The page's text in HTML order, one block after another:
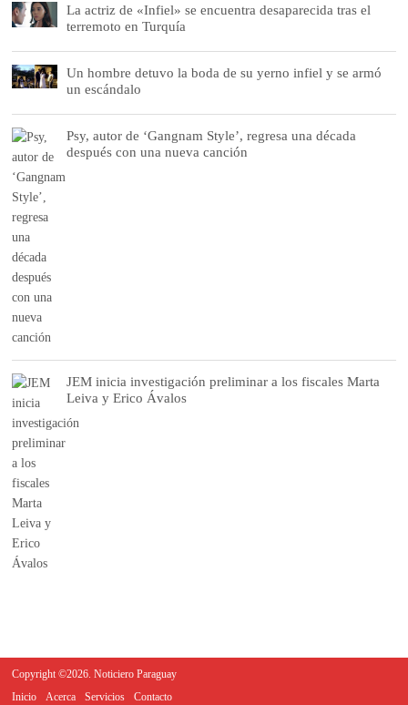
La actriz de «Infiel» se encuentra desaparecida tras el
terremoto en Turquía
Un hombre detuvo la boda de su yerno infiel y se armó
un escándalo
Psy, autor de ‘Gangnam Style’, regresa una década
después con una nueva canción
JEM inicia investigación preliminar a los fiscales Marta
Leiva y Erico Ávalos
Copyright ©2026. Noticiero Paraguay
Inicio
Acerca Servicios Contacto